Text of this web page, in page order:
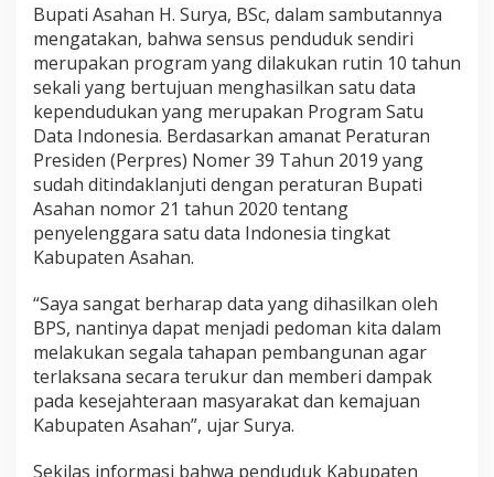
p
e
n
d
u
d
u
k
n
2
0
2
K
a
b
u
p
a
t
e
A
Bupati Asahan H. Surya, BSc, dalam sambutannya
mengatakan, bahwa sensus penduduk sendiri
merupakan program yang dilakukan rutin 10 tahun
sekali yang bertujuan menghasilkan satu data
kependudukan yang merupakan Program Satu
Data Indonesia. Berdasarkan amanat Peraturan
Presiden (Perpres) Nomer 39 Tahun 2019 yang
sudah ditindaklanjuti dengan peraturan Bupati
Asahan nomor 21 tahun 2020 tentang
penyelenggara satu data Indonesia tingkat
Kabupaten Asahan.
“Saya sangat berharap data yang dihasilkan oleh
BPS, nantinya dapat menjadi pedoman kita dalam
melakukan segala tahapan pembangunan agar
terlaksana secara terukur dan memberi dampak
pada kesejahteraan masyarakat dan kemajuan
Kabupaten Asahan”, ujar Surya.
Sekilas informasi bahwa penduduk Kabupaten